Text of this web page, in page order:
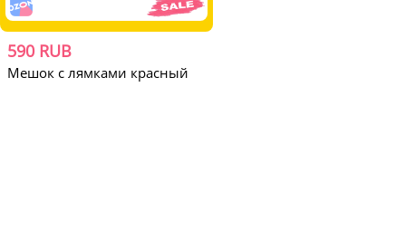
590 RUB
Мешок с лямками красный